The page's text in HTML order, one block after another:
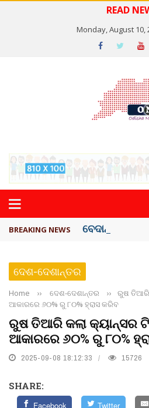
READ NEWS IN
Monday, August 10,
BREAKING NEWS ବେଦାନ୍ତ
ଦେଶ-ଦେଶାନ୍ତର
Home ›› ଦେଶ-ଦେଶାନ୍ତର ››
ରୁଷ ତିଆରି
ଆକାରରେ ୬୦% ରୁ ୮୦% ହ୍ରାସ କରିବ
ରୁଷ ତିଆରି କଲା କ୍ୟାନ୍ସର
ଆକାରରେ ୬୦% ରୁ ୮୦%
2025-09-08 18:12:33 15726
SHARE:
Facebook Twitter